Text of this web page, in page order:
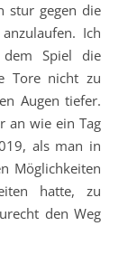
stur gegen die
Ich
Spiel die
Tore nicht zu
Augen tiefer.
an wie ein Tag
als man in
Möglichkeiten
hatte, zu
den Weg